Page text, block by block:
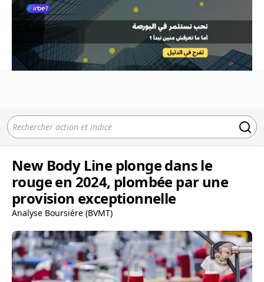
New Body Line plonge dans le
rouge en 2024, plombée par une
provision exceptionnelle
Analyse Boursiére (BVMT)